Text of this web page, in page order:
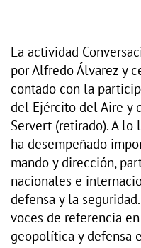
La actividad
por Alfredo Álvarez y
contado con la
del Ejército del Aire y
Servert (retirado). A
ha desempeñado
mando y dirección,
nacionales e
defensa y la
voces de referencia
geopolítica y defensa